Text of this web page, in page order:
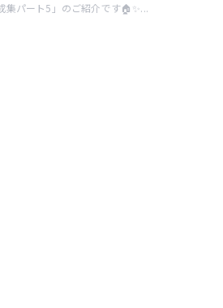
集パート5」のご紹介です🏠✨...